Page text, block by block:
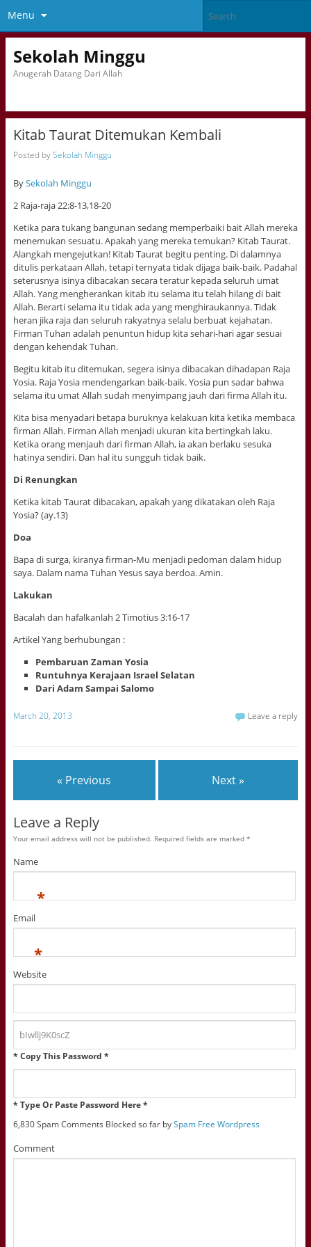
Menu
Sekolah Minggu
Anugerah Datang Dari Allah
Kitab Taurat Ditemukan Kembali
Posted bySekolah Minggu
BySekolah Minggu
2 Raja-raja 22:8-13,18-20
Ketika para tukang bangunan sedang memperbaiki bait Allah mereka
menemukan sesuatu. Apakah yang mereka temukan? Kitab Taurat.
Alangkah mengejutkan! Kitab Taurat begitu penting. Di dalamnya
ditulis perkataan Allah, tetapi ternyata tidak dijaga baik-baik. Padahal
seterusnya isinya dibacakan secara teratur kepada seluruh umat
Allah. Yang mengherankan kitab itu selama itu telah hilang di bait
Allah. Berarti selama itu tidak ada yang menghiraukannya. Tidak
heran jika raja dan seluruh rakyatnya selalu berbuat kejahatan.
Firman Tuhan adalah penuntun hidup kita sehari-hari agar sesuai
dengan kehendak Tuhan.
Begitu kitab itu ditemukan, segera isinya dibacakan dihadapan Raja
Yosia. Raja Yosia mendengarkan baik-baik. Yosia pun sadar bahwa
selama itu umat Allah sudah menyimpang jauh dari firma Allah itu.
Kita bisa menyadari betapa buruknya kelakuan kita ketika membaca
firman Allah. Firman Allah menjadi ukuran kita bertingkah laku.
Ketika orang menjauh dari firman Allah, ia akan berlaku sesuka
hatinya sendiri. Dan hal itu sungguh tidak baik.
Di Renungkan
Ketika kitab Taurat dibacakan, apakah yang dikatakan oleh Raja
Yosia? (ay.13)
Doa
Bapa di surga, kiranya firman-Mu menjadi pedoman dalam hidup
saya. Dalam nama Tuhan Yesus saya berdoa. Amin.
Lakukan
Bacalah dan hafalkanlah 2 Timotius 3:16-17
Artikel Yang berhubungan :
Pembaruan Zaman Yosia
Runtuhnya Kerajaan Israel Selatan
Dari Adam Sampai Salomo
March 20, 2013 Leave a reply
« Previous Next »
Leave a Reply
Your email address will not be published. Required fields are marked *
Name
*
Email
*
Website
* Copy This Password *
* Type Or Paste Password Here *
6,830 Spam Comments Blocked so far bySpam Free Wordpress
Comment